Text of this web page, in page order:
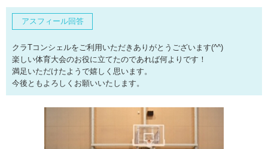
アスフィール回答
クラTコンシェルをご利用いただきありがとうございます(^^)
楽しい体育大会のお役に立てたのであれば何よりです！
満足いただけたようで嬉しく思います。
今後ともよろしくお願いいたします。